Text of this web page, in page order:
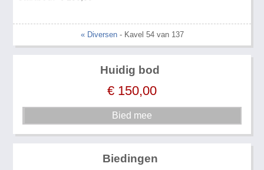
« Diversen- Kavel 54 van 137
Huidig bod
€ 150,00
Biedingen